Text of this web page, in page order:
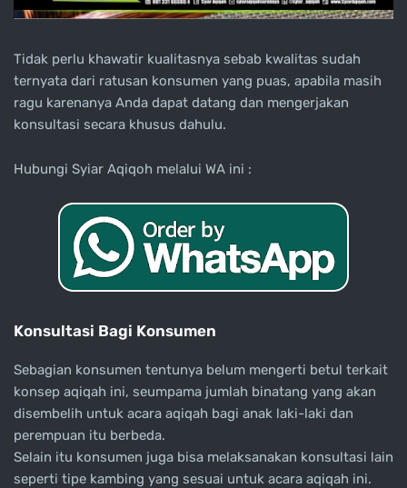
Tidak perlu khawatir kualitasnya sebab kwalitas sudah
ternyata dari ratusan konsumen yang puas, apabila masih
ragu karenanya Anda dapat datang dan mengerjakan
konsultasi secara khusus dahulu.
Hubungi Syiar Aqiqoh melalui WA ini :
Konsultasi Bagi Konsumen
Sebagian konsumen tentunya belum mengerti betul terkait
konsep aqiqah ini, seumpama jumlah binatang yang akan
disembelih untuk acara aqiqah bagi anak laki-laki dan
perempuan itu berbeda.
Selain itu konsumen juga bisa melaksanakan konsultasi lain
seperti tipe kambing yang sesuai untuk acara aqiqah ini.